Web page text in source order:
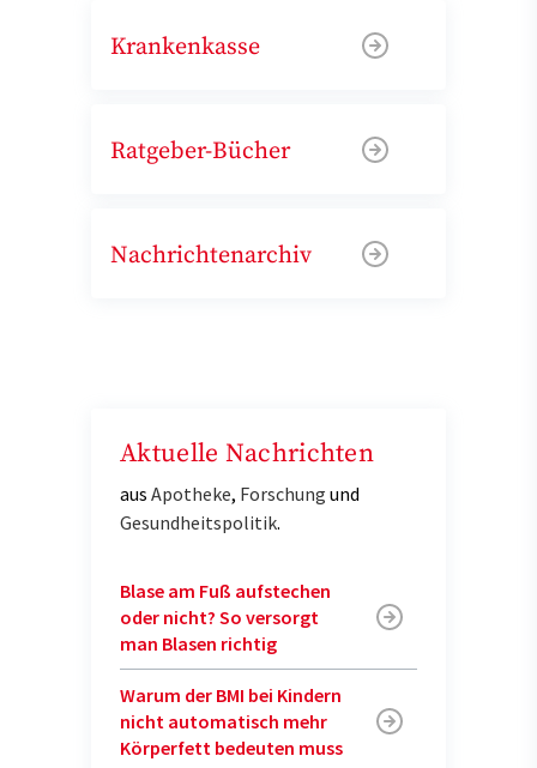
Krankenkasse
Ratgeber-Bücher
Nachrichtenarchiv
Aktuelle Nachrichten
aus Apotheke, Forschung und
Gesundheitspolitik.
Blase am Fuß aufstechen
oder nicht? So versorgt
man Blasen richtig
Warum der BMI bei Kindern
nicht automatisch mehr
Körperfett bedeuten muss